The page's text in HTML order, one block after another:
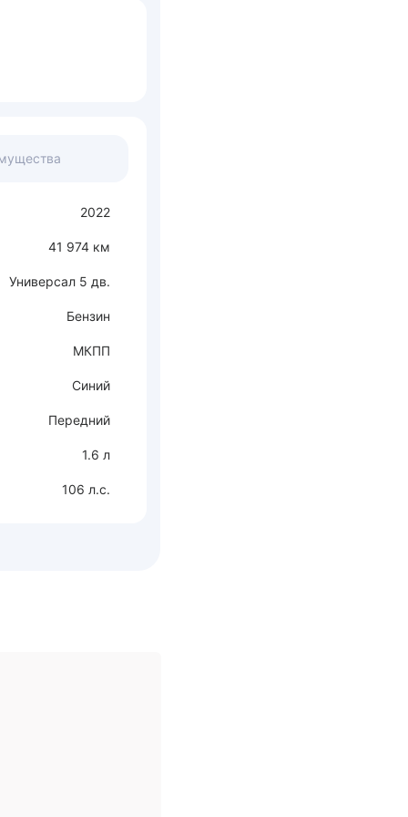
2022
41 974 км
Универсал 5 дв.
Бензин
МКПП
Синий
Передний
1.6 л
106 л.с.